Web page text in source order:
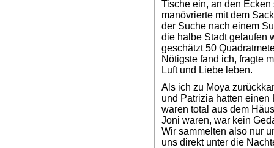
Tische ein, an den
manövrierte mit dem
der Suche nach einem
die halbe Stadt gelaufen
geschätzt 50
Nötigste fand ich, fragte
Luft und Liebe leben.
Als ich zu Moya
und Patrizia hatten
waren total aus dem
Joni waren, war kein
Wir sammelten also nur
uns direkt unter die